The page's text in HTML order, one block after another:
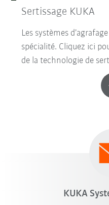
Sertissage KUKA
Les systèmes
spécialité. Cliquez ici
de la technologie de
KUKA